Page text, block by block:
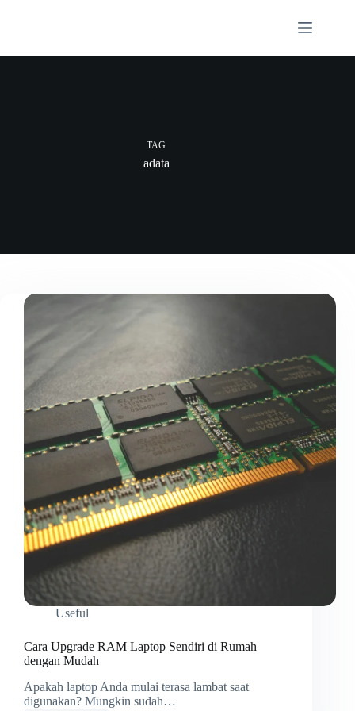
TAG
adata
Useful
Cara Upgrade RAM Laptop Sendiri di Rumah
dengan Mudah
Apakah laptop Anda mulai terasa lambat saat
digunakan? Mungkin sudah…